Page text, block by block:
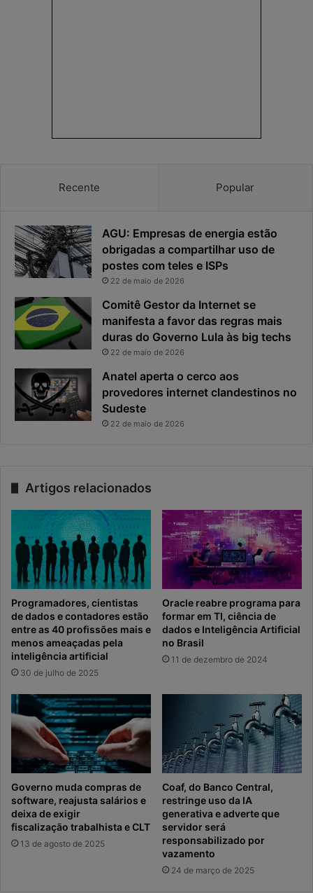
Recente Popular
AGU: Empresas de energia estão
obrigadas a compartilhar uso de
postes com teles e ISPs
22 de maio de 2026
Comitê Gestor da Internet se
manifesta a favor das regras mais
duras do Governo Lula às big techs
22 de maio de 2026
Anatel aperta o cerco aos
provedores internet clandestinos no
Sudeste
22 de maio de 2026
Artigos relacionados
Programadores, cientistas
de dados e contadores estão
entre as 40 profissões mais e
menos ameaçadas pela
inteligência artificial
30 de julho de 2025
Oracle reabre programa para
formar em TI, ciência de
dados e Inteligência Artificial
no Brasil
11 de dezembro de 2024
Governo muda compras de
software, reajusta salários e
deixa de exigir
fiscalização trabalhista e CLT
13 de agosto de 2025
Coaf, do Banco Central,
restringe uso da IA
generativa e adverte que
servidor será
responsabilizado por
vazamento
24 de março de 2025